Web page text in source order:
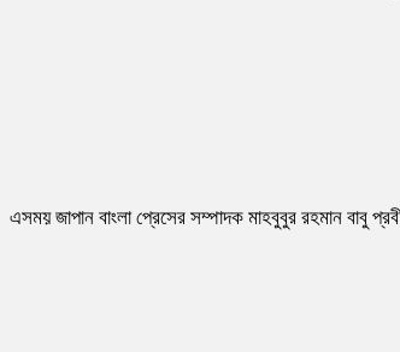
এসময় জাপান বাংলা প্রেসের সম্পাদক মাহবুবুর রহমান বাবু